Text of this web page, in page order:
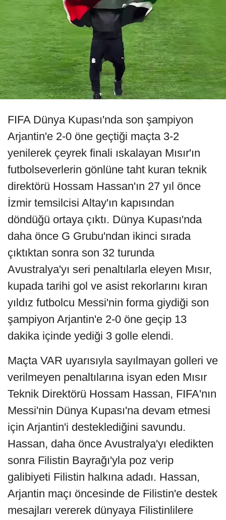
FIFA Dünya Kupası'nda son şampiyon
Arjantin'e 2-0 öne geçtiği maçta 3-2
yenilerek çeyrek finali ıskalayan Mısır'ın
futbolseverlerin gönlüne taht kuran teknik
direktörü Hossam Hassan'ın 27 yıl önce
İzmir temsilcisi Altay'ın kapısından
döndüğü ortaya çıktı. Dünya Kupası'nda
daha önce G Grubu'ndan ikinci sırada
çıktıktan sonra son 32 turunda
Avustralya'yı seri penaltılarla eleyen Mısır,
kupada tarihi gol ve asist rekorlarını kıran
yıldız futbolcu Messi'nin forma giydiği son
şampiyon Arjantin'e 2-0 öne geçip 13
dakika içinde yediği 3 golle elendi.
Maçta VAR uyarısıyla sayılmayan golleri ve
verilmeyen penaltılarına isyan eden Mısır
Teknik Direktörü Hossam Hassan, FIFA'nın
Messi'nin Dünya Kupası'na devam etmesi
için Arjantin'i desteklediğini savundu.
Hassan, daha önce Avustralya'yı eledikten
sonra Filistin Bayrağı'yla poz verip
galibiyeti Filistin halkına adadı. Hassan,
Arjantin maçı öncesinde de Filistin'e destek
mesajları vererek dünyaya Filistinlilere